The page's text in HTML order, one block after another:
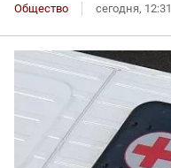
Общество сегодня, 12:31